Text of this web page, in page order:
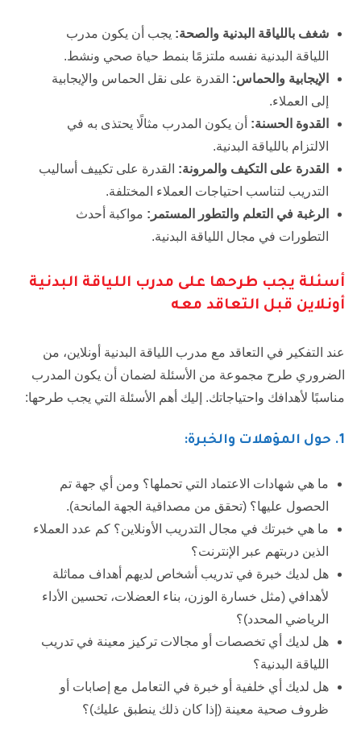
شغف باللياقة البدنية والصحة: يجب أن يكون مدرب
اللياقة البدنية نفسه ملتزمًا بنمط حياة صحي ونشط.
الإيجابية والحماس: القدرة على نقل الحماس والإيجابية
إلى العملاء.
القدوة الحسنة: أن يكون المدرب مثالًا يحتذى به في
الالتزام باللياقة البدنية.
القدرة على التكيف والمرونة: القدرة على تكييف أساليب
التدريب لتناسب احتياجات العملاء المختلفة.
الرغبة في التعلم والتطور المستمر: مواكبة أحدث
التطورات في مجال اللياقة البدنية.
أسئلة يجب طرحها على مدرب اللياقة البدنية
أونلاين قبل التعاقد معه
عند التفكير في التعاقد مع مدرب اللياقة البدنية أونلاين، من
الضروري طرح مجموعة من الأسئلة لضمان أن يكون المدرب
مناسبًا لأهدافك واحتياجاتك. إليك أهم الأسئلة التي يجب طرحها:
1. حول المؤهلات والخبرة:
ما هي شهادات الاعتماد التي تحملها؟ ومن أي جهة تم
الحصول عليها؟ (تحقق من مصداقية الجهة المانحة).
ما هي خبرتك في مجال التدريب الأونلاين؟ كم عدد العملاء
الذين دربتهم عبر الإنترنت؟
هل لديك خبرة في تدريب أشخاص لديهم أهداف مماثلة
لأهدافي (مثل خسارة الوزن، بناء العضلات، تحسين الأداء
الرياضي المحدد)؟
هل لديك أي تخصصات أو مجالات تركيز معينة في تدريب
اللياقة البدنية؟
هل لديك أي خلفية أو خبرة في التعامل مع إصابات أو
ظروف صحية معينة (إذا كان ذلك ينطبق عليك)؟